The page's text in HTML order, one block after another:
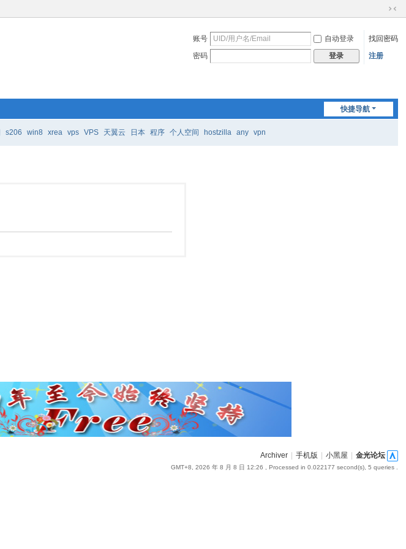
切
到
账号 自动登录
找回密码
密码
登录 注册
快捷导航
s206 win8 xrea vps VPS 天翼云 日本 程序 个人空间 hostzilla any vpn
Archiver 手机版 小黑屋 金光论坛
GMT+8, 2026 年 8 月 8 日 12:26 , Processed in 0.022177 second(s), 5 queries .